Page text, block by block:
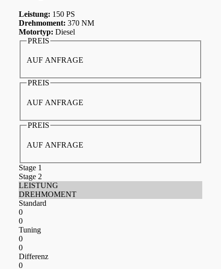
Leistung: 150 PS
Drehmoment: 370 NM
Motortyp: Diesel
PREIS
AUF ANFRAGE
PREIS
AUF ANFRAGE
PREIS
AUF ANFRAGE
Stage 1
Stage 2
LEISTUNG
DREHMOMENT
Standard
0
0
Tuning
0
0
Differenz
0